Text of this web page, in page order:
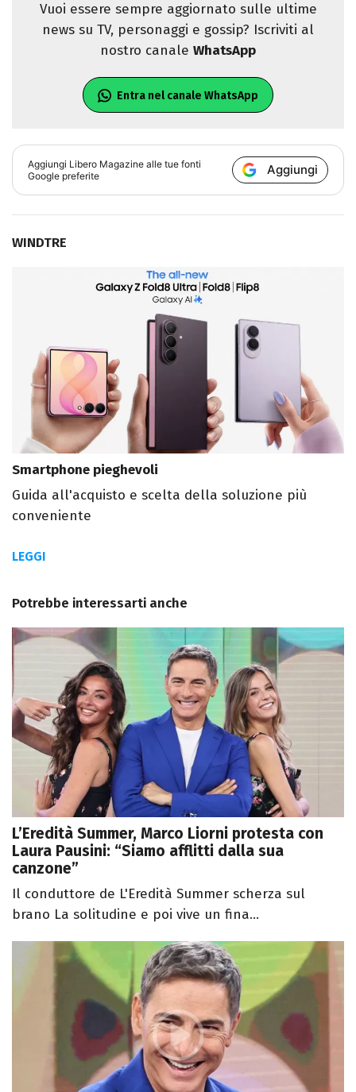
Vuoi essere sempre aggiornato sulle ultime
news su TV, personaggi e gossip? Iscriviti al
nostro canale WhatsApp
Entra nel canale WhatsApp
Aggiungi Libero Magazine alle tue fonti
Google preferite
Aggiungi
WINDTRE
Smartphone pieghevoli
Guida all'acquisto e scelta della soluzione più
conveniente
LEGGI
Potrebbe interessarti anche
L’Eredità Summer, Marco Liorni protesta con
Laura Pausini: “Siamo afflitti dalla sua
canzone”
Il conduttore de L'Eredità Summer scherza sul
brano La solitudine e poi vive un fina...